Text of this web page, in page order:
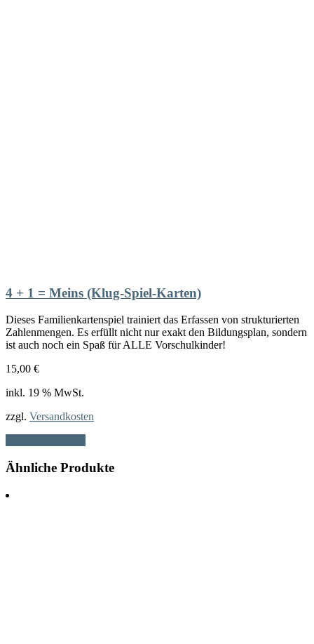
4 + 1 = Meins (Klug-Spiel-Karten)
Dieses Familienkartenspiel trainiert das Erfassen von strukturierten
Zahlenmengen. Es erfüllt nicht nur exakt den Bildungsplan, sondern
ist auch noch ein Spaß für ALLE Vorschulkinder!
15,00 €
inkl. 19 % MwSt.
zzgl. Versandkosten
Ähnliche Produkte